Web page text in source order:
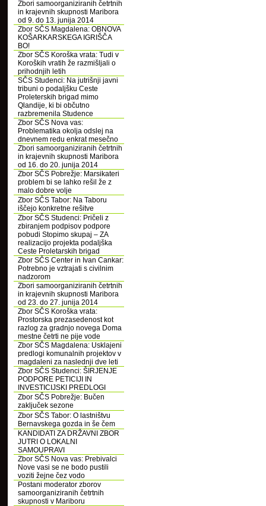
Zbori samoorganiziranih četrtnih
in krajevnih skupnosti Maribora
od 9. do 13. junija 2014
Zbor SČS Magdalena: OBNOVA
KOŠARKARSKEGA IGRIŠČA
BO!
Zbor SČS Koroška vrata: Tudi v
Koroških vratih že razmišljali o
prihodnjih letih
SČS Studenci: Na jutrišnji javni
tribuni o podaljšku Ceste
Proleterskih brigad mimo
Qlandije, ki bi občutno
razbremenila Studence
Zbor SČS Nova vas:
Problematika okolja odslej na
dnevnem redu enkrat mesečno
Zbori samoorganiziranih četrtnih
in krajevnih skupnosti Maribora
od 16. do 20. junija 2014
Zbor SČS Pobrežje: Marsikateri
problem bi se lahko rešil že z
malo dobre volje
Zbor SČS Tabor: Na Taboru
iščejo konkretne rešitve
Zbor SČS Studenci: Pričeli z
zbiranjem podpisov podpore
pobudi Stopimo skupaj – ZA
realizacijo projekta podaljška
Ceste Proletarskih brigad
Zbor SČS Center in Ivan Cankar:
Potrebno je vztrajati s civilnim
nadzorom
Zbori samoorganiziranih četrtnih
in krajevnih skupnosti Maribora
od 23. do 27. junija 2014
Zbor SČS Koroška vrata:
Prostorska prezasedenost kot
razlog za gradnjo novega Doma
mestne četrti ne pije vode
Zbor SČS Magdalena: Usklajeni
predlogi komunalnih projektov v
magdaleni za naslednji dve leti
Zbor SČS Studenci: ŠIRJENJE
PODPORE PETICIJI IN
INVESTICIJSKI PREDLOGI
Zbor SČS Pobrežje: Bučen
zaključek sezone
Zbor SČS Tabor: O lastništvu
Bernavskega gozda in še čem
KANDIDATI ZA DRŽAVNI ZBOR
JUTRI O LOKALNI
SAMOUPRAVI
Zbor SČS Nova vas: Prebivalci
Nove vasi se ne bodo pustili
voziti žejne čez vodo
Postani moderator zborov
samoorganiziranih četrtnih
skupnosti v Mariboru